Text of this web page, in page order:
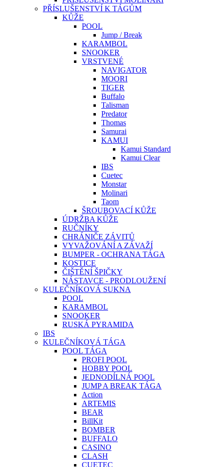
PŘÍSLUŠENSTVÍ K TÁGŮM
KŮŽE
POOL
Jump / Break
KARAMBOL
SNOOKER
VRSTVENÉ
NAVIGATOR
MOORI
TIGER
Buffalo
Talisman
Predator
Thomas
Samurai
KAMUI
Kamui Standard
Kamui Clear
IBS
Cuetec
Monstar
Molinari
Taom
ŠROUBOVACÍ KŮŽE
ÚDRŽBA KŮŽE
RUČNÍKY
CHRÁNIČE ZÁVITŮ
VYVAŽOVÁNÍ A ZÁVAŽÍ
BUMPER - OCHRANA TÁGA
KOSTICE
ČIŠTĚNÍ ŠPIČKY
NÁSTAVCE - PRODLOUŽENÍ
KULEČNÍKOVÁ SUKNA
POOL
KARAMBOL
SNOOKER
RUSKÁ PYRAMIDA
IBS
KULEČNÍKOVÁ TÁGA
POOL TÁGA
PROFI POOL
HOBBY POOL
JEDNODÍLNÁ POOL
JUMP A BREAK TÁGA
Action
ARTEMIS
BEAR
BillKit
BOMBER
BUFFALO
CASINO
CLASH
CUETEC